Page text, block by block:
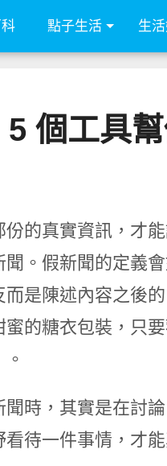
點子生活 生
個工具
的真實資訊，才
。假新聞的定義
而是陳述內容之後
的糖衣包裝，只
時，其實是在討
待一件事情，才